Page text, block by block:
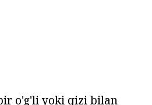
o'g'li yoki qizi bilan